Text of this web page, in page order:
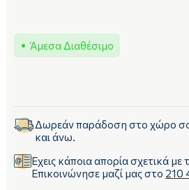
Άμεσα Διαθέσιμο
Δωρεάν παράδοση στο χώρο
και άνω.
Έχεις κάποια απορία σχετικά με
Επικοινώνησε μαζί μας στο 210